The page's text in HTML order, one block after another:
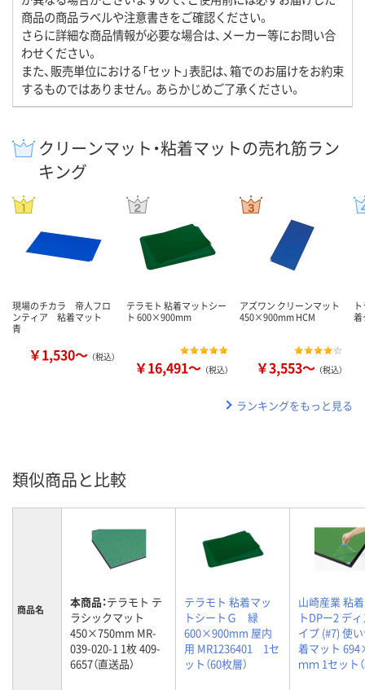
商品の商品ラベルや注意書きをご確認ください。
さらに詳細な商品情報が必要な場合は、メーカー等にお問い合
わせください。
また、販売単位における「セット」表記は、箱でのお届けをお約束
するものではありません。あらかじめご了承ください。
クリーンマット・粘着マットの売れ筋ラン
キング
現場のチカラ 帝人フロ
ンティア 粘着マット
青
￥1,530～ （税込）
テラモト 粘着マットシー
ト 600×900mm
￥16,491～ （税込）
アズワン クリーンマット
450×900mm HCM
￥3,553～ （税込）
着
ランキングをもっと見る
類似商品と比較
商品名 本商品：テラモト テ
ラシックマット
450×750mm MR-
039-020-1 1枚 409-
6657（直送品）
テラモト 粘着マッ
トシートＧ 緑
600×900mm 屋内
用 MR1236401 1セ
ット（60枚層）
山崎産業 粘
トDPー2 デ
イプ (#7) 使
着マット
ｍｍ 1セット